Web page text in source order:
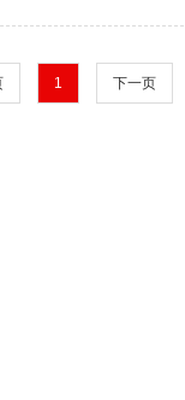
1 下一页